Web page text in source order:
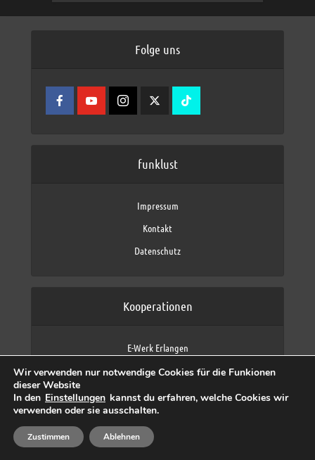
Folge uns
funklust
Impressum
Kontakt
Datenschutz
Kooperationen
E-Werk Erlangen
Fraunhofer IIS
max neo (AFK max)
Copyright © 2026 by funklust, FAU
Wir verwenden nur notwendige Cookies für die Funkionen
dieser Website
In den Einstellungen kannst du erfahren, welche Cookies wir
verwenden oder sie ausschalten.
Zustimmen Ablehnen